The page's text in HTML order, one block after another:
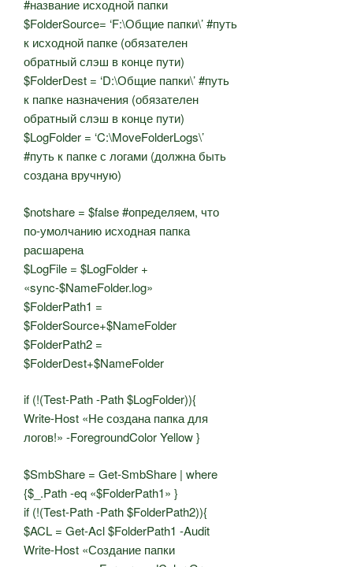
#название исходной папки
$FolderSource= ‘F:\Общие папки\’ #путь
к исходной папке (обязателен
обратный слэш в конце пути)
$FolderDest = ‘D:\Общие папки\’ #путь
к папке назначения (обязателен
обратный слэш в конце пути)
$LogFolder = ‘C:\MoveFolderLogs\’
#путь к папке с логами (должна быть
создана вручную)
$notshare = $false #определяем, что
по-умолчанию исходная папка
расшарена
$LogFile = $LogFolder +
«sync-$NameFolder.log»
$FolderPath1 =
$FolderSource+$NameFolder
$FolderPath2 =
$FolderDest+$NameFolder
if (!(Test-Path -Path $LogFolder)){
Write-Host «Не создана папка для
логов!» -ForegroundColor Yellow }
$SmbShare = Get-SmbShare | where
{$_.Path -eq «$FolderPath1» }
if (!(Test-Path -Path $FolderPath2)){
$ACL = Get-Acl $FolderPath1 -Audit
Write-Host «Создание папки